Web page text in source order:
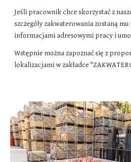
Jeśli pracownik chce skorzystać z
szczegóły zakwaterowania zostaną
informacjami adresowymi pracy i
Wstępnie można zapoznać się z
lokalizacjami w zakładce